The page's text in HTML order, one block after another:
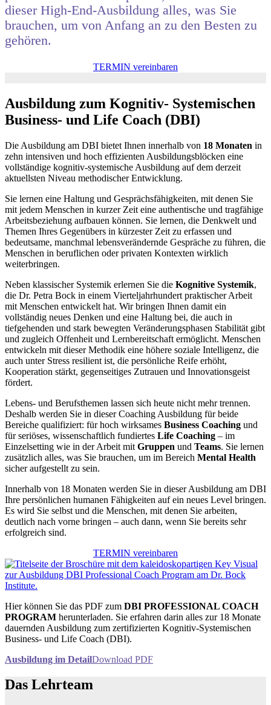
dieser High-End-Ausbildung alles, was Sie
brauchen, um von Anfang an zu den Besten zu
gehören.
TERMIN vereinbaren
Ausbildung zum Kognitiv- Systemischen
Business- und Life Coach (DBI)
Die Ausbildung am DBI bietet Ihnen innerhalb von 18 Monaten in
zehn intensiven und hoch effizienten Ausbildungsblöcken eine
vollständige kognitiv-systemische Ausbildung auf dem derzeit
aktuellsten Niveau methodischer Entwicklung.
Sie lernen eine Haltung und Gesprächsfähigkeiten, mit denen Sie
mit jedem Menschen in kurzer Zeit eine authentische und tragfähige
Arbeitsbeziehung aufbauen können. Sie lernen, die Denkwelt und
Themen Ihres Gegenübers in kürzester Zeit zu erfassen und
bedeutsame, manchmal lebensverändernde Gespräche zu führen, die
Menschen in beruflichen oder privaten Kontexten wirklich
weiterbringen.
Neben klassischer Systemik erlernen Sie die Kognitive Systemik,
die Dr. Petra Bock in einem Vierteljahrhundert praktischer Arbeit
mit Menschen entwickelt hat. Wir bringen Ihnen damit ein
vollständig neues Denken und eine Haltung bei, die auch in
tiefgehenden und stark bewegten Veränderungsphasen Stabilität gibt
und zugleich Offenheit und Lernbereitschaft ermöglicht. Menschen
entwickeln mit dieser Methodik eine höhere soziale Intelligenz, die
auch unter Stress resilient ist, die persönliche Reife erhöht,
Kooperation stärkt, gegenseitiges Zutrauen und Innovationsgeist
fördert.
Lebens- und Berufsthemen lassen sich heute nicht mehr trennen.
Deshalb werden Sie in dieser Coaching Ausbildung für beide
Bereiche qualifiziert: für hoch wirksames Business Coaching und
für seriöses, wissenschaftlich fundiertes Life Coaching – im
Einzelsetting wie in der Arbeit mit Gruppen und Teams. Sie lernen
zusätzlich alles, was Sie brauchen, um im Bereich Mental Health
sicher aufgestellt zu sein.
Innerhalb von 18 Monaten werden Sie in dieser Ausbildung am DBI
Ihre persönlichen humanen Fähigkeiten auf ein neues Level bringen.
Es wird Sie selbst und die Menschen, mit denen Sie arbeiten,
deutlich nach vorne bringen – auch dann, wenn Sie bereits sehr
erfolgreich sind.
TERMIN vereinbaren
Hier können Sie das PDF zum DBI PROFESSIONAL COACH
PROGRAM herunterladen. Sie erfahren darin alles zur 18 Monate
dauernden Ausbildung zum zertifizierten Kognitiv-Systemischen
Business- und Life Coach (DBI).
Ausbildung im DetailDownload PDF
Das Lehrteam